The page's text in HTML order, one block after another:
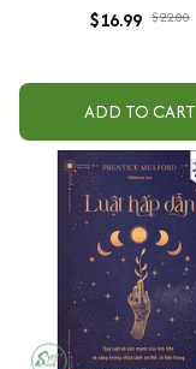
$16.99 $22.00
ADD TO CART